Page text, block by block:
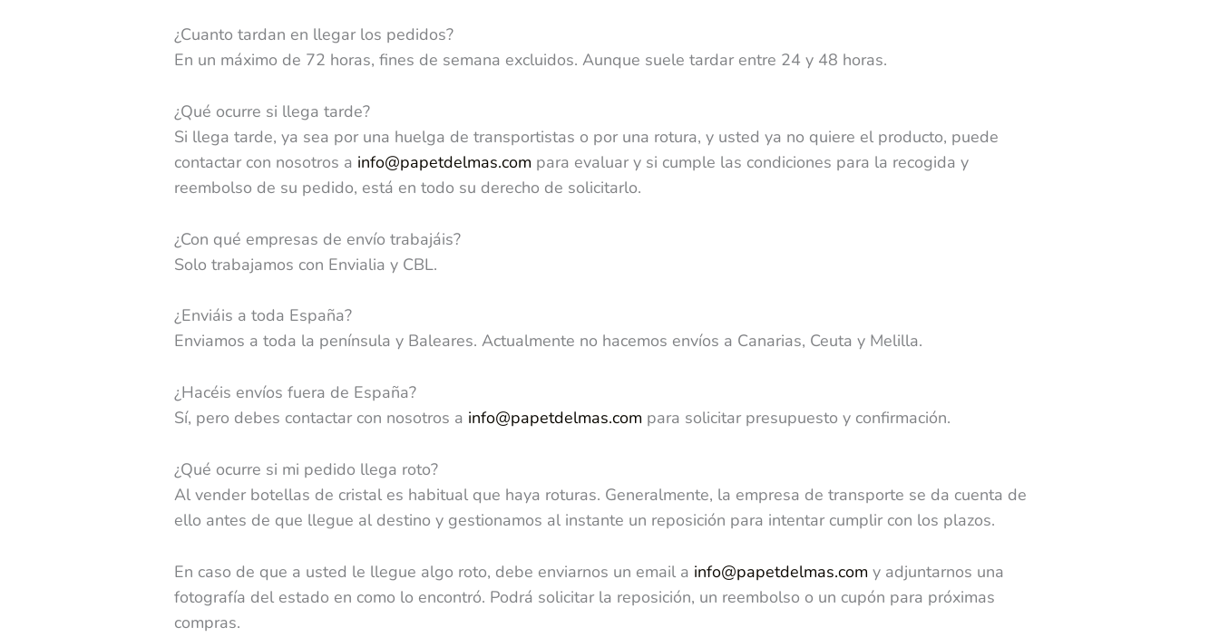
¿Cuanto tardan en llegar los pedidos?
En un máximo de 72 horas, fines de semana excluidos. Aunque suele tardar entre 24 y 48 horas.
¿Qué ocurre si llega tarde?
Si llega tarde, ya sea por una huelga de transportistas o por una rotura, y usted ya no quiere el producto, puede
contactar con nosotros a info@papetdelmas.com para evaluar y si cumple las condiciones para la recogida y
reembolso de su pedido, está en todo su derecho de solicitarlo.
¿Con qué empresas de envío trabajáis?
Solo trabajamos con Envialia y CBL.
¿Enviáis a toda España?
Enviamos a toda la península y Baleares. Actualmente no hacemos envíos a Canarias, Ceuta y Melilla.
¿Hacéis envíos fuera de España?
Sí, pero debes contactar con nosotros a info@papetdelmas.com para solicitar presupuesto y confirmación.
¿Qué ocurre si mi pedido llega roto?
Al vender botellas de cristal es habitual que haya roturas. Generalmente, la empresa de transporte se da cuenta de
ello antes de que llegue al destino y gestionamos al instante un reposición para intentar cumplir con los plazos.
En caso de que a usted le llegue algo roto, debe enviarnos un email a info@papetdelmas.com y adjuntarnos una
fotografía del estado en como lo encontró. Podrá solicitar la reposición, un reembolso o un cupón para próximas
compras.